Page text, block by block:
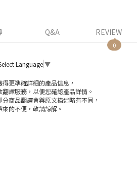
Q&A REVIEW
0
Language ▼
更準確詳細的產品信息，
譯服務，以便您確認產品詳情。
商品翻譯會與原文描述略有不同，
來的不便，敬請諒解。